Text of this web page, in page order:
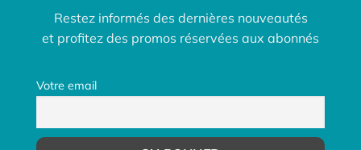
Restez informés des dernières nouveautés
et profitez des promos réservées aux abonnés
Votre email